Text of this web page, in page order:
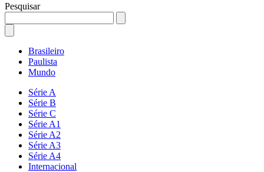
Pesquisar
Brasileiro
Paulista
Mundo
Série A
Série B
Série C
Série A1
Série A2
Série A3
Série A4
Internacional